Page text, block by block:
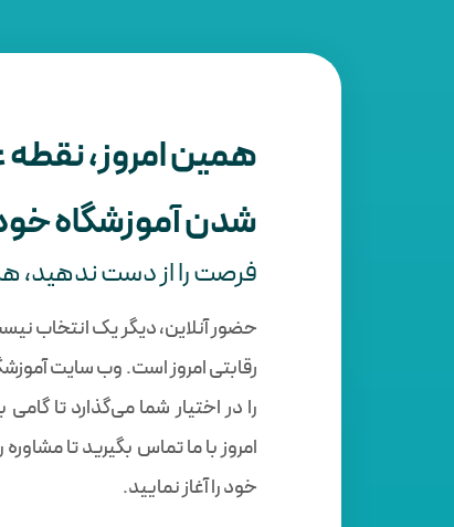
همین امروز،
شدن آموزشگاه
فرصت را از دست ندهید،
حضور آنلاین، دیگر یک انتخاب
رقابتی امروز است. وب سایت
را در اختیار شما می‌گذارد تا
امروز با ما تماس بگیرید تا
خود را آغاز نمایید.